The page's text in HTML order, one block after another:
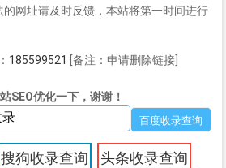
网址请及时反馈，本站将第一时间进行
185599521 [备注：申请删除链接]
SEO优化一下，谢谢！
搜狗收录查询 头条收录查询